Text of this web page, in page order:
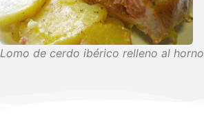
Lomo de cerdo ibérico relleno al horno